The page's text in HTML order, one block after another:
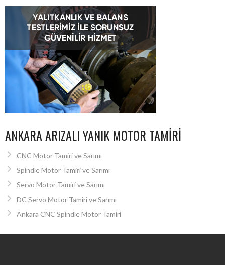
ANKARA ARIZALI YANIK MOTOR TAMIRI
CNC Motor Tamiri ve Sarımı
Spindle Motor Tamiri ve Sarımı
Servo Motor Tamiri ve Sarımı
DC Servo Motor Tamiri ve Sarımı
Ankara CNC Spindle Motor Tamiri